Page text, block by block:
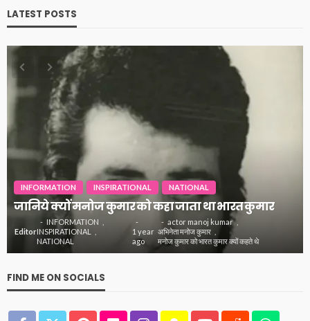
LATEST POSTS
INFORMATION INSPIRATIONAL NATIONAL
जानिये क्यों मनोज कुमार को कहा जाता था भारत कुमार
Editor
INFORMATION
INSPIRATIONAL
NATIONAL
1 year
ago
actor manoj kumar
अभिनेता मनोज कुमार
मनोज कुमार को भारत कुमार क्यों कहते थे
FIND ME ON SOCIALS